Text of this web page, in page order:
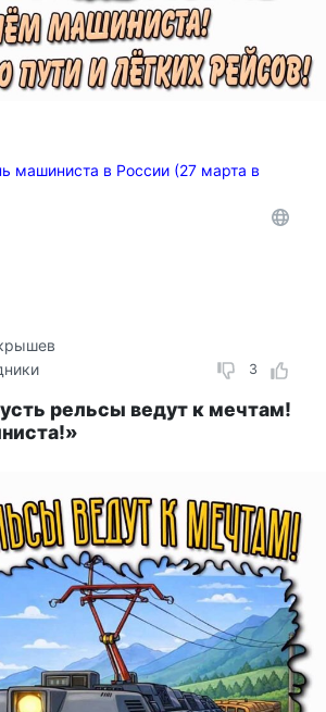
машиниста в России (27 марта в
3
рельсы ведут к мечтам!